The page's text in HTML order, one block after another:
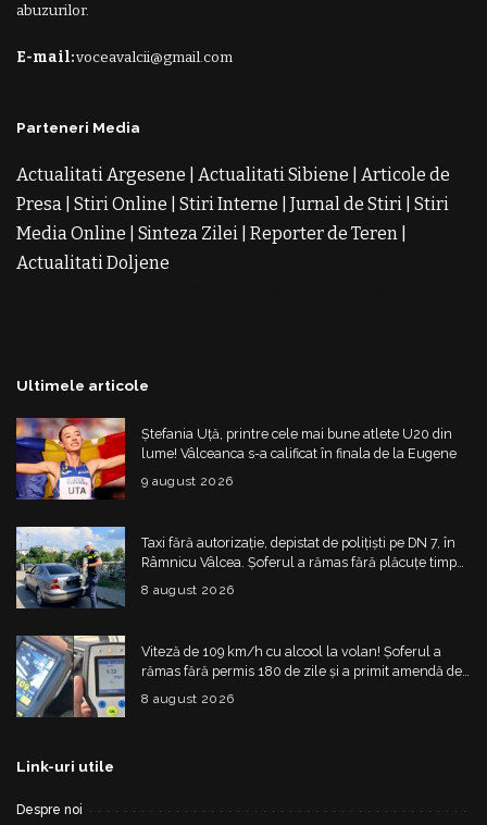
abuzurilor.
E-mail:voceavalcii@gmail.com
Parteneri Media
Actualitati Argesene Actualitati Sibiene
Articole de
Presa Stiri Online Stiri Interne Jurnal de Stiri Stiri
Media Online
Sinteza Zilei Reporter de Teren
Actualitati Doljene
Ultimele articole
Ștefania Uță, printre cele mai bune atlete U20 din
lume! Vâlceanca s-a calificat în finala de la Eugene
9 august 2026
Taxi fără autorizație, depistat de polițiști pe DN 7, în
Râmnicu Vâlcea. Șoferul a rămas fără plăcuțe timp
de 6 luni
8 august 2026
Viteză de 109 km/h cu alcool la volan! Șoferul a
rămas fără permis 180 de zile și a primit amendă de
4.325 de lei
8 august 2026
Link-uri utile
Despre noi